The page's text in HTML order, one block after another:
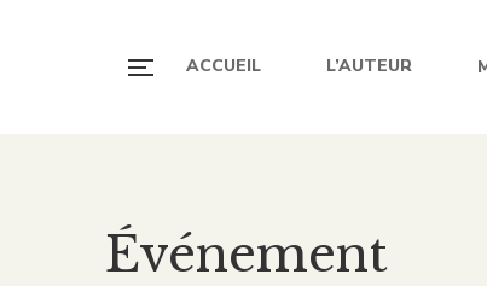
ACCUEIL L’AUTEUR
Événement